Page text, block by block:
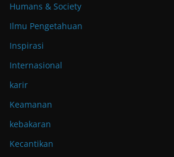
Humans & Society
Ilmu Pengetahuan
Inspirasi
Internasional
karir
Keamanan
kebakaran
Kecantikan